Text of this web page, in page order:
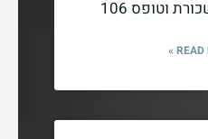
וטופס 106
READ